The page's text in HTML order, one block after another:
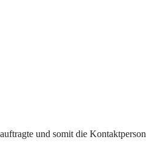
und somit die Kontaktperson